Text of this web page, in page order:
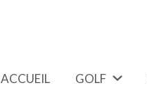
ACCUEIL GOLF